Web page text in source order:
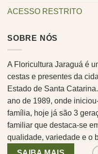
ACESSO RESTRITO
SOBRE NÓS
A Floricultura Jaraguá é
cestas e presentes da
Estado de Santa
ano de 1989, onde
família, hoje já são 3
familiar que destaca-se
qualidade, variedade e o